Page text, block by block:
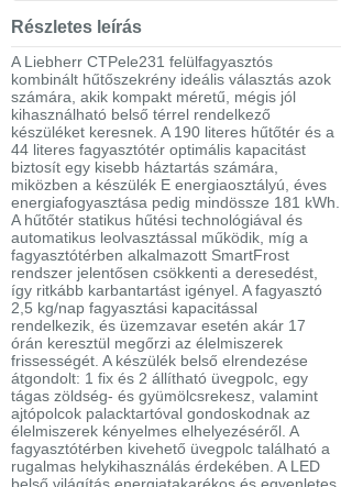
Részletes leírás
A Liebherr CTPele231 felülfagyasztós
kombinált hűtőszekrény ideális választás azok
számára, akik kompakt méretű, mégis jól
kihasználható belső térrel rendelkező
készüléket keresnek. A 190 literes hűtőtér és a
44 literes fagyasztótér optimális kapacitást
biztosít egy kisebb háztartás számára,
miközben a készülék E energiaosztályú, éves
energiafogyasztása pedig mindössze 181 kWh.
A hűtőtér statikus hűtési technológiával és
automatikus leolvasztással működik, míg a
fagyasztótérben alkalmazott SmartFrost
rendszer jelentősen csökkenti a deresedést,
így ritkább karbantartást igényel. A fagyasztó
2,5 kg/nap fagyasztási kapacitással
rendelkezik, és üzemzavar esetén akár 17
órán keresztül megőrzi az élelmiszerek
frissességét. A készülék belső elrendezése
átgondolt: 1 fix és 2 állítható üvegpolc, egy
tágas zöldség- és gyümölcsrekesz, valamint
ajtópolcok palacktartóval gondoskodnak az
élelmiszerek kényelmes elhelyezéséről. A
fagyasztótérben kivehető üvegpolc található a
rugalmas helykihasználás érdekében. A LED